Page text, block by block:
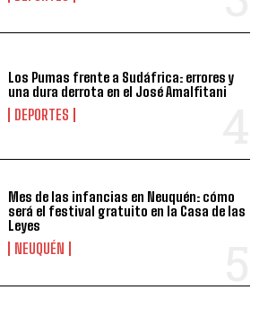
Los Pumas frente a Sudáfrica: errores y
una dura derrota en el José Amalfitani
DEPORTES
Mes de las infancias en Neuquén: cómo
será el festival gratuito en la Casa de las
Leyes
NEUQUÉN